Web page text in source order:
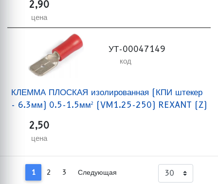
2,90
цена
УТ-00047149
код
КЛЕММА ПЛОСКАЯ изолированная (КПИ штекер
- 6.3мм) 0.5-1.5мм² (VM1.25-250) REXANT (Z)
2,50
цена
1 2 3 Следующая